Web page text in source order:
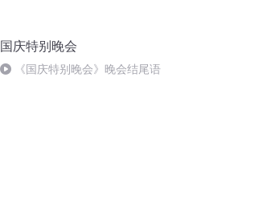
国庆特别晚会
《国庆特别晚会》晚会结尾语